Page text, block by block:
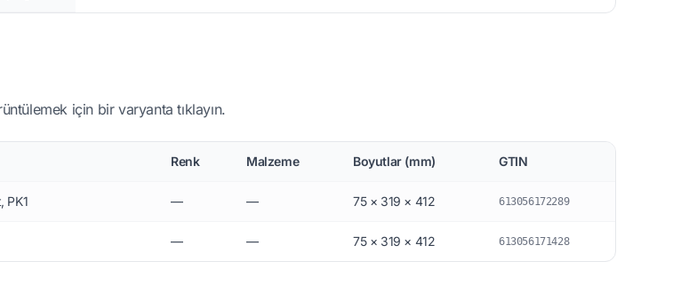
için bir varyanta tıklayın.
Renk Malzeme Boyutlar (mm) GTIN
PK1 — — 75 × 319 × 412 613056172289
— — 75 × 319 × 412 613056171428